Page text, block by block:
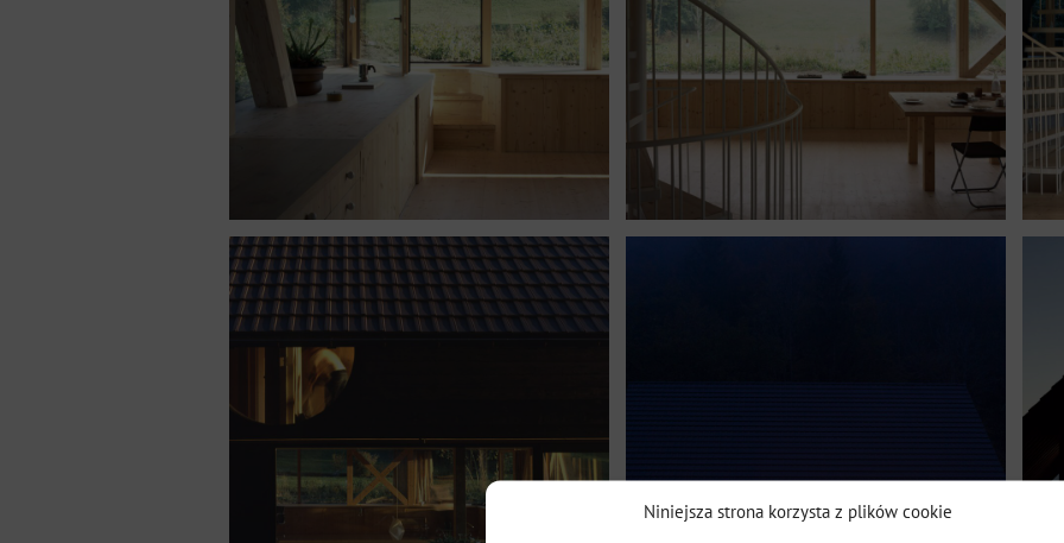
Niniejsza strona korzysta z plików cookie